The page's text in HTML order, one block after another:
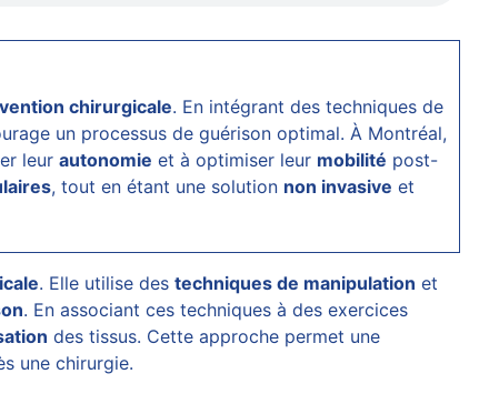
chirurgicale. En intégrant des techniques de
un processus de guérison optimal. À Montréal,
leurautonomie et à optimiser leur mobilité post-
, tout en étant une solution non invasive et
. Elle utilise destechniques de manipulation et
. En associant ces techniques à des exercices
des tissus. Cette approche permet une
une chirurgie.